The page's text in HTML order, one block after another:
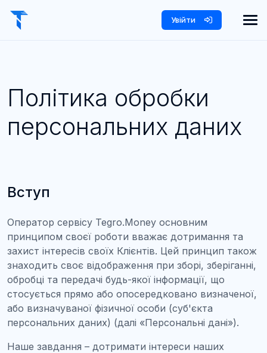
Увійти
Політика обробки
персональних даних
Вступ
Оператор сервісу Tegro.Money основним
принципом своєї роботи вважає дотримання та
захист інтересів своїх Клієнтів. Цей принцип також
знаходить своє відображення при зборі, зберіганні,
обробці та передачі будь-якої інформації, що
стосується прямо або опосередковано визначеної,
або визначуваної фізичної особи (суб'єкта
персональних даних) (далі «Персональні дані»).
Наше завдання – дотримати інтереси наших